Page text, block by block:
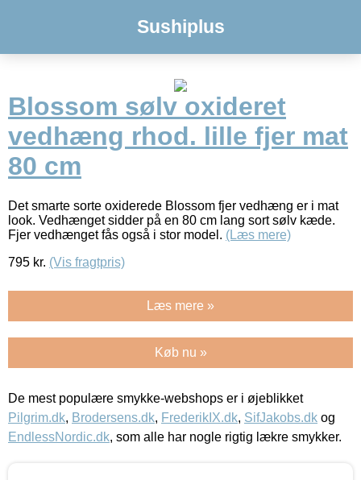
Sushiplus
Blossom sølv oxideret
vedhæng rhod. lille fjer mat
80 cm
Det smarte sorte oxiderede Blossom fjer vedhæng er i mat
look. Vedhænget sidder på en 80 cm lang sort sølv kæde.
Fjer vedhænget fås også i stor model. (Læs mere)
795 kr. (Vis fragtpris)
Læs mere »
Køb nu »
De mest populære smykke-webshops er i øjeblikket
Pilgrim.dk, Brodersens.dk, FrederikIX.dk, SifJakobs.dk og
EndlessNordic.dk, som alle har nogle rigtig lækre smykker.